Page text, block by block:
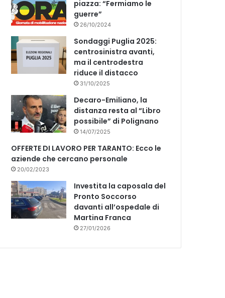
piazza: “Fermiamo le
guerre”
26/10/2024
Sondaggi Puglia 2025:
centrosinistra avanti,
ma il centrodestra
riduce il distacco
31/10/2025
Decaro-Emiliano, la
distanza resta al “Libro
possibile” di Polignano
14/07/2025
OFFERTE DI LAVORO PER TARANTO: Ecco le
aziende che cercano personale
20/02/2023
Investita la caposala del
Pronto Soccorso
davanti all’ospedale di
Martina Franca
27/01/2026